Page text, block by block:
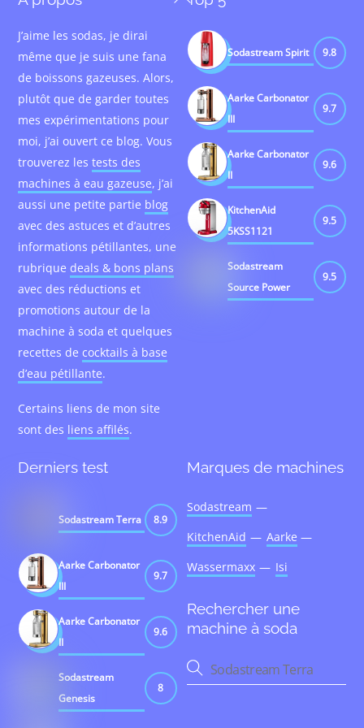
Top
J’aime les sodas, je dirai
même que je suis une fana
de boissons gazeuses. Alors,
plutôt que de garder toutes
mes expérimentations pour
moi, j’ai ouvert ce blog. Vous
trouverez lestests des
machines à eau gazeuse, j’ai
aussi une petite partie blog
avec des astuces et d’autres
informations pétillantes, une
rubrique deals & bons plans
avec des réductions et
promotions autour de la
machine à soda et quelques
recettes decocktails à base
d’eau pétillante.
Certains liens de mon site
sont des liens affilés.
Sodastream Spirit 9.8
Aarke Carbonator
III
9.7
Aarke Carbonator
II
9.6
KitchenAid
5KSS1121
9.5
Sodastream
Source Power
9.5
Derniers test
Sodastream Terra 8.9
Aarke Carbonator
III
9.7
Aarke Carbonator
II
9.6
Sodastream
Genesis
8
Marques de machines
Sodastream
KitchenAid
Aarke
Wassermaxx
Isi
Rechercher une
machine à soda